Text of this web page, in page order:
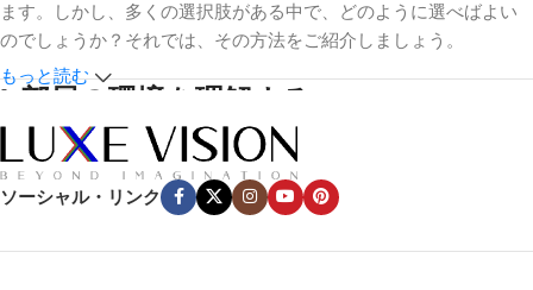
ます。しかし、多くの選択肢がある中で、どのように選べばよい
のでしょうか？それでは、その方法をご紹介しましょう。
1. 部屋の環境を理解する
環境光
光のコントロールは最も重要な要素だ。映画館専用スペースのよ
もっと読む
ソーシャル・リンク